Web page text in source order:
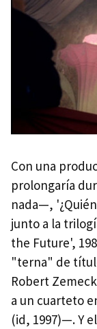
Con una
prolongaría
nada—,
junto a la
the Future',
"terna" de
Robert
a un cuarteto
(id, 1997)—. Y